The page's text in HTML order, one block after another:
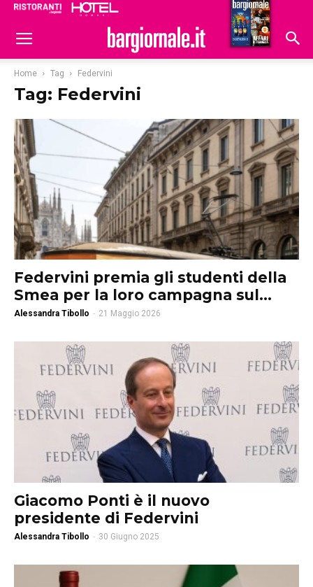
Hoteldomani
Home Tag Federvini
Tag: Federvini
Federvini premia gli studenti della
Smea per la loro campagna sul...
Alessandra Tibollo - 21 Maggio 2026
Giacomo Ponti è il nuovo
presidente di Federvini
Alessandra Tibollo - 30 Giugno 2025